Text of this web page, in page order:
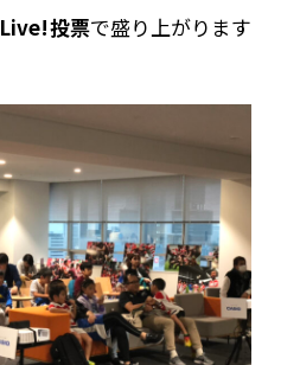
Live!投票で盛り上がります